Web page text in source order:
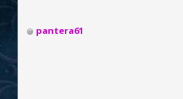
pantera61